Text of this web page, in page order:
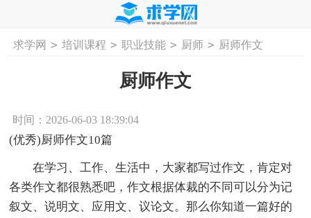
首页 工作计划 活动计划 学习计划
求学网 > 培训课程 > 职业技能 > 厨师 > 厨师作文
厨师作文
时间：2026-06-03 18:39:04
(优秀)厨师作文10篇
在学习、工作、生活中，大家都写过作文，肯定对
各类作文都很熟悉吧，作文根据体裁的不同可以分为记
叙文、说明文、应用文、议论文。那么你知道一篇好的